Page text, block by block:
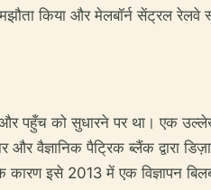
किया और मेलबॉर्न सेंट्रल
को सुधारने पर था। एक
वैज्ञानिक पैट्रिक ब्लैंक द्वारा
इसे 2013 में एक विज्ञापन